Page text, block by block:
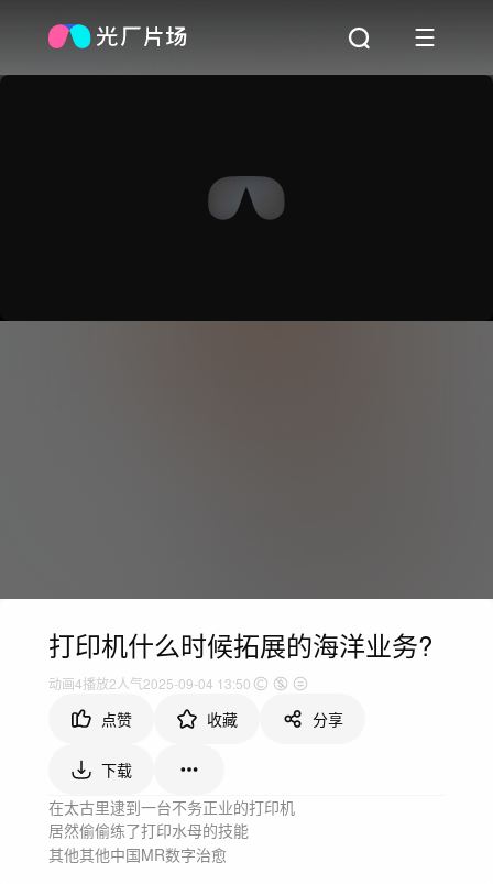
打印机什么时候拓展的海洋业务?
动画4播放2人气2025-09-04 13:50
点赞 收藏 分享
下载
在太古里逮到一台不务正业的打印机
居然偷偷练了打印水母的技能
其他其他中国MR数字治愈